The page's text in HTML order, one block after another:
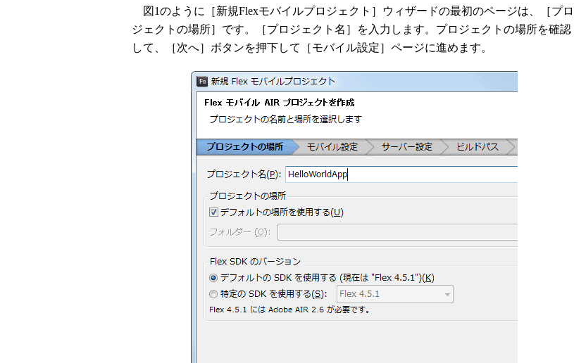
図1のように［新規Flexモバイルプロジェクト］ウィザードの最初のページは、［プロ
ジェクトの場所］です。［プロジェクト名］を入力します。プロジェクトの場所を確認
して、［次へ］ボタンを押下して［モバイル設定］ページに進めます。